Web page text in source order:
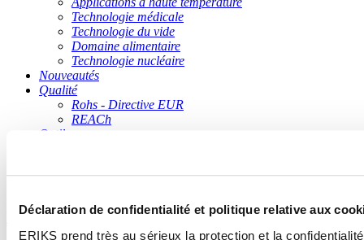
Déclaration de confidentialité et politique relative aux
ERIKS prend très au sérieux la protection et la
Technologie médicale
Technologie du vide
Domaine alimentaire
Technologie nucléaire
Nouveautés
Qualité
Rohs - Directive EUR
REACh
Outils
Documentation
Contacter ERIKS